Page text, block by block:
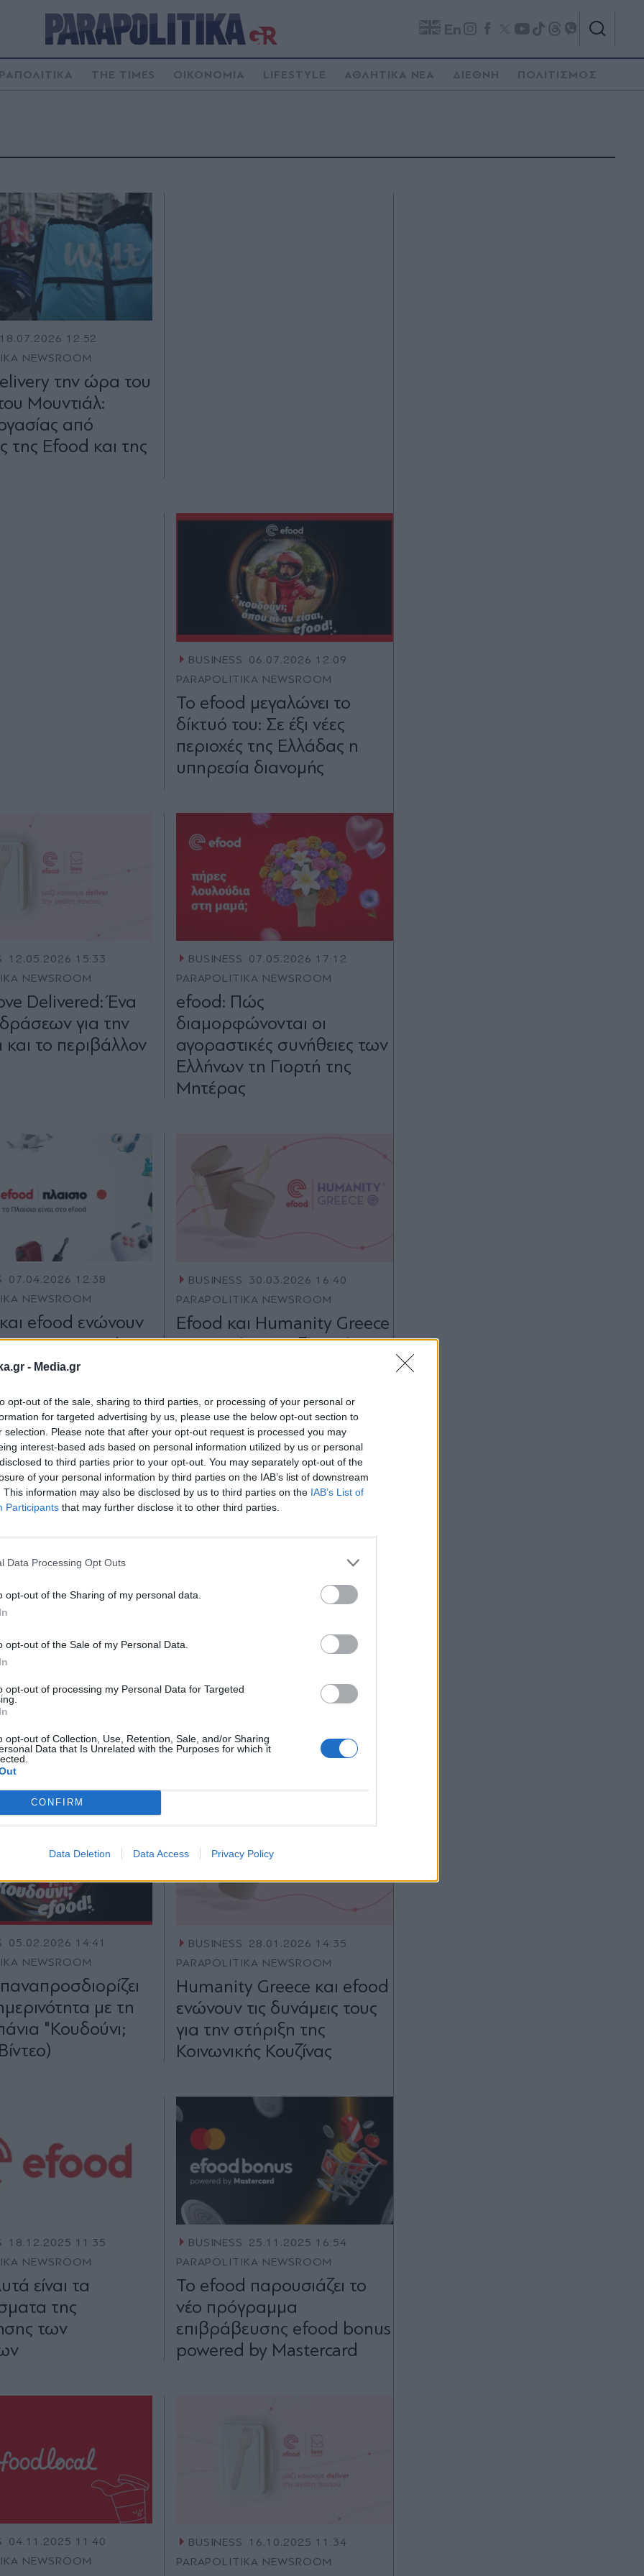
- Media.gr
opt-out of the sale, sharing to third parties, or processing of your personal or
for targeted advertising by us, please use the below opt-out section to
selection. Please note that after your opt-out request is processed you may
interest-based ads based on personal information utilized by us or personal
to third parties prior to your opt-out. You may separately opt-out of the
of your personal information by third parties on the IAB’s list of downstream
This information may also be disclosed by us to third parties on the IAB’s List of
Participants that may further disclose it to other third parties.
Data Processing Opt Outs
opt-out of the Sharing of my personal data.
opt-out of the Sale of my Personal Data.
opt-out of processing my Personal Data for Targeted
opt-out of Collection, Use, Retention, Sale, and/or Sharing
Data that Is Unrelated with the Purposes for which it
CONFIRM
Data Deletion Data Access Privacy Policy
En
THE TIMES ΟΙΚΟΝΟΜΙΑ LIFESTYLE ΑΘΛΗΤΙΚΑ ΝΕΑ ΔΙΕΘΝΗ ΠΟΛΙΤΙΣΜΟΣ
18.07.2026 12:52
NEWSROOM
την ώρα του
Μουντιάλ:
από
της Efood και της
BUSINESS
06.07.2026 12:09
PARAPOLITIKA NEWSROOM
Το efood μεγαλώνει το
δίκτυό του: Σε έξι νέες
περιοχές της Ελλάδας η
υπηρεσία διανομής
12.05.2026 15:33
NEWSROOM
Delivered: Ένα
για την
και το περιβάλλον
BUSINESS
07.05.2026 17:12
PARAPOLITIKA NEWSROOM
efood: Πώς
διαμορφώνονται οι
αγοραστικές συνήθειες των
Ελλήνων τη Γιορτή της
Μητέρας
07.04.2026 12:38
NEWSROOM
efood ενώνουν
τους με στόχο
και αξιόπιστη
BUSINESS
30.03.2026 16:40
PARAPOLITIKA NEWSROOM
Efood και Humanity Greece
μαγειρεύουν μαζί για όσους
26.02.2026 14:19
NEWSROOM
με τη
Αποκλειστικά
στους πελάτες
Ελλάδα
BUSINESS
24.02.2026 14:12
Το Revolut Pay
επιλογές πληρωμής του
efood: Στόχος η απλή και
ασφαλής εμπειρία
παραγγελίας
05.02.2026 14:41
NEWSROOM
με τη
"Κουδούνι;
BUSINESS
28.01.2026 14:35
PARAPOLITIKA NEWSROOM
Humanity Greece και efood
ενώνουν τις δυνάμεις τους
για την στήριξη της
Κοινωνικής Κουζίνας
18.12.2025 11:35
NEWSROOM
είναι τα
της
των
BUSINESS
25.11.2025 16:54
PARAPOLITIKA NEWSROOM
To efood παρουσιάζει το
νέο πρόγραμμα
επιβράβευσης efood bonus
powered by Mastercard
04.11.2025 11:40
NEWSROOM
BUSINESS
16.10.2025 11:34
PARAPOLITIKA NEWSROOM
newsletter
Αποδέχομαι τουςόρους χρήσης